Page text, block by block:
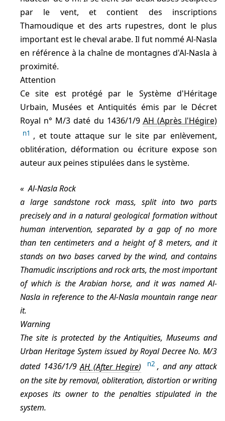
par le vent, et contient des inscriptions
Thamoudique et des arts rupestres, dont le plus
important est le cheval arabe. Il fut nommé Al-Nasla
en référence à la chaîne de montagnes d'Al-Nasla à
proximité.
Attention
Ce site est protégé par le Système d'Héritage
Urbain, Musées et Antiquités émis par le Décret
Royal n° M/3 daté du 1436/1/9 AH
n1 , et toute attaque sur le site par enlèvement,
oblitération, déformation ou écriture expose son
auteur aux peines stipulées dans le système.
Al-Nasla Rock
a large sandstone rock mass, split into two parts
precisely and in a natural geological formation without
human intervention, separated by a gap of no more
than ten centimeters and a height of 8 meters, and it
stands on two bases carved by the wind, and contains
Thamudic inscriptions and rock arts, the most important
of which is the Arabian horse, and it was named Al-
Nasla in reference to the Al-Nasla mountain range near
it.
Warning
The site is protected by the Antiquities, Museums and
Urban Heritage System issued by Royal Decree No. M/3
dated 1436/1/9AH n2 , and any attack
on the site by removal, obliteration, distortion or writing
exposes its owner to the penalties stipulated in the
system.